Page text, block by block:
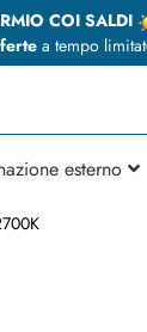
COI SALDI
a tempo
esterno